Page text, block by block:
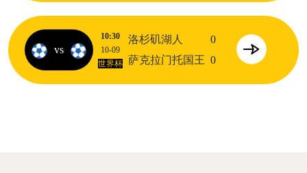
vs
10:30
10-09
世界杯
洛杉矶湖人
萨克拉门托国王
0
0